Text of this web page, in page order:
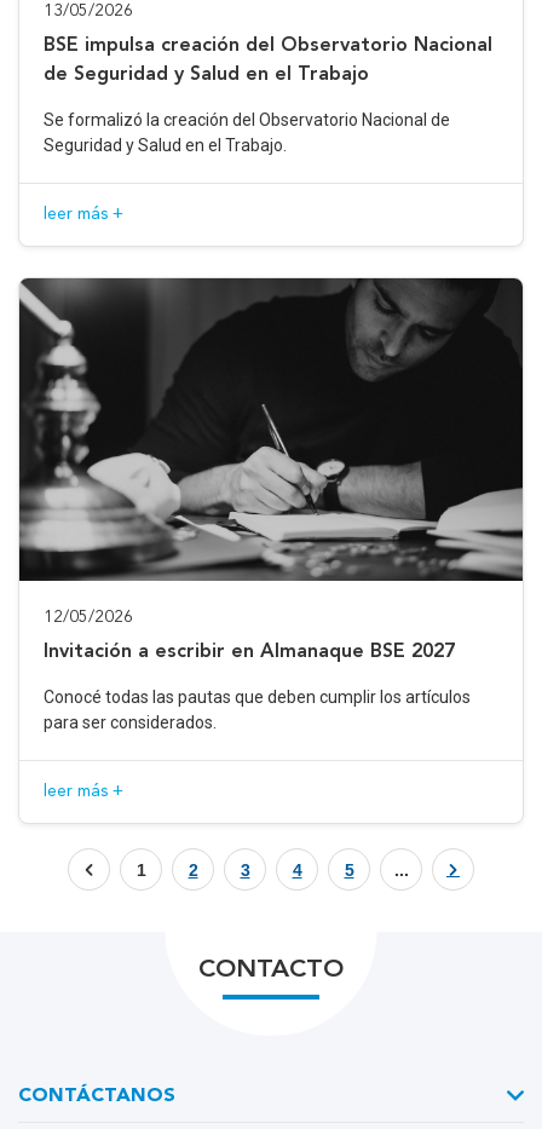
13/05/2026
BSE impulsa creación del Observatorio Nacional
de Seguridad y Salud en el Trabajo
Se formalizó la creación del Observatorio Nacional de
Seguridad y Salud en el Trabajo.
leer más +
12/05/2026
Invitación a escribir en Almanaque BSE 2027
Conocé todas las pautas que deben cumplir los artículos
para ser considerados.
leer más +
1 2 3 4 5 ...
CONTACTO
CONTÁCTANOS